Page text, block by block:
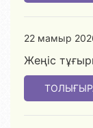
22 мамыр
Жеңіс